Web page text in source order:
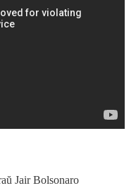
Jair Bolsonaro